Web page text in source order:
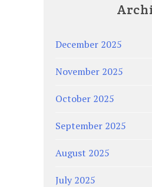
December 2025
November 2025
October 2025
September 2025
August 2025
July 2025